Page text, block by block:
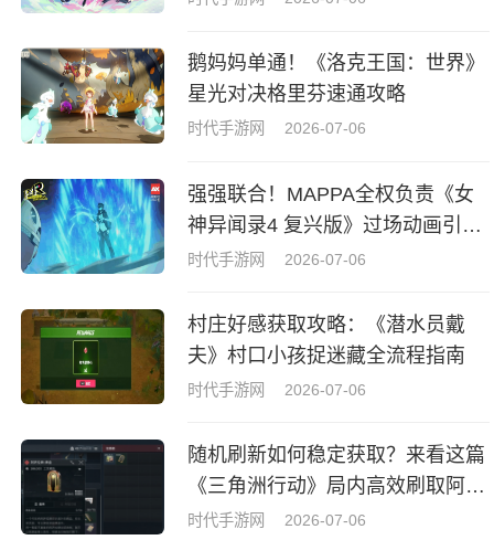
鹅妈妈单通！《洛克王国：世界》
星光对决格里芬速通攻略
时代手游网 2026-07-06
强强联合！MAPPA全权负责《女
神异闻录4 复兴版》过场动画引热
议
时代手游网 2026-07-06
村庄好感获取攻略：《潜水员戴
夫》村口小孩捉迷藏全流程指南
时代手游网 2026-07-06
随机刷新如何稳定获取？来看这篇
《三角洲行动》局内高效刷取阿萨
拉牌盒指南
时代手游网 2026-07-06